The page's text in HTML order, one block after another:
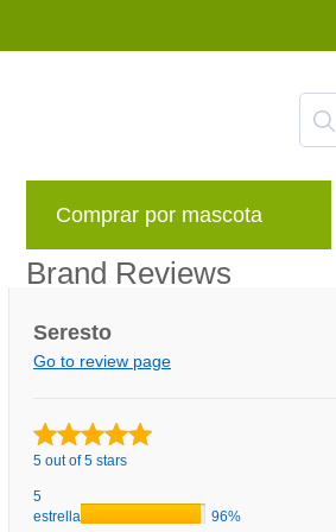
Comprar por mascota
Brand Reviews
Seresto
Go to review page
5 out of 5 stars
5
estrellas
96%